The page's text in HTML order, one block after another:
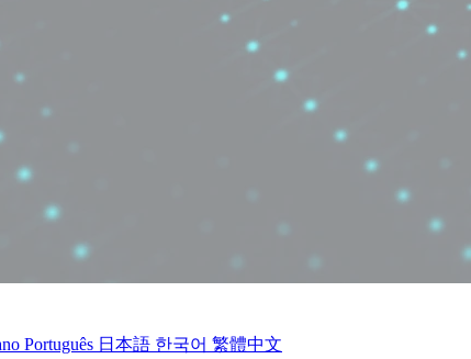
Português 日本語 한국어 繁體中文